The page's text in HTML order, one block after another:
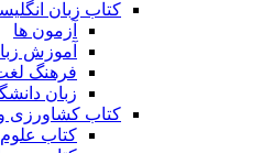
کتاب زبان
آزمون ها
آموزش
فرهنگ
زبان
کتاب کشاورزی
کتاب